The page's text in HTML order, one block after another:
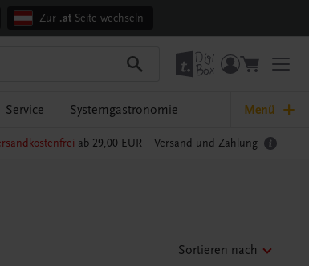
Zur .atSeite wechseln
Service Systemgastronomie Menü
ab 29,00 EUR – Versand und Zahlung
Sortieren nach